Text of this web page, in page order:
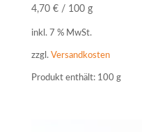
4,70 €/ 100 g
inkl. 7 % MwSt.
zzgl. Versandkosten
Produkt enthält: 100 g